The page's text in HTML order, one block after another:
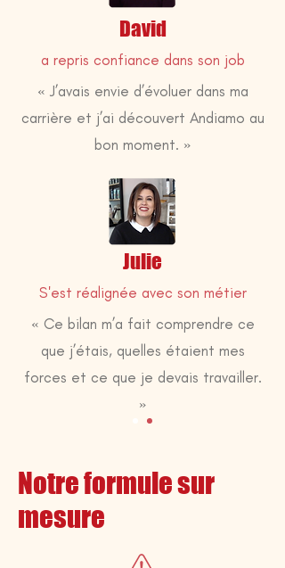
David
a repris confiance dans son job
« J’avais envie d’évoluer dans ma
carrière et j’ai découvert Andiamo au
bon moment. »
Julie
S'est réalignée avec son métier
« Ce bilan m’a fait comprendre ce
que j’étais, quelles étaient mes
forces et ce que je devais travailler.
»
Notre formule sur
mesure